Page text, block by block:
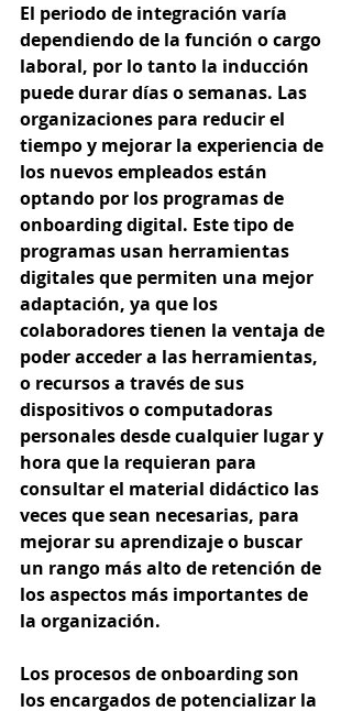
El periodo de integración varía
dependiendo de la función o cargo
laboral, por lo tanto la inducción
puede durar días o semanas. Las
organizaciones para reducir el
tiempo y mejorar la experiencia de
los nuevos empleados están
optando por los programas de
onboarding digital. Este tipo de
programas usan herramientas
digitales que permiten una mejor
adaptación, ya que los
colaboradores tienen la ventaja de
poder acceder a las herramientas,
o recursos a través de sus
dispositivos o computadoras
personales desde cualquier lugar y
hora que la requieran para
consultar el material didáctico las
veces que sean necesarias, para
mejorar su aprendizaje o buscar
un rango más alto de retención de
los aspectos más importantes de
la organización.
Los procesos de onboarding son
los encargados de potencializar la